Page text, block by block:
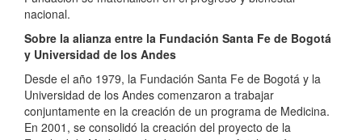
nacional.
Sobre la alianza entre la Fundación Santa Fe de Bogotá
y Universidad de los Andes
Desde el año 1979, la Fundación Santa Fe de Bogotá y la
Universidad de los Andes comenzaron a trabajar
conjuntamente en la creación de un programa de Medicina.
En 2001, se consolidó la creación del proyecto de la